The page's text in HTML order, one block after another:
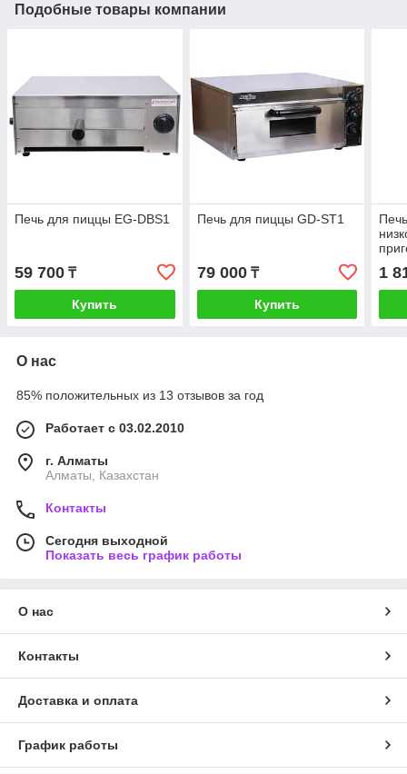
Подобные товары компании
Печь для пиццы EG-DBS1
59 700 ₸
Купить
Печь для пиццы GD-ST1
79 000₸
Купить
1
О нас
85% положительных из 13 отзывов за год
Работает с 03.02.2010
г. Алматы
Алматы, Казахстан
Контакты
Сегодня выходной
Показать весь график работы
О нас
Контакты
Доставка и оплата
График работы